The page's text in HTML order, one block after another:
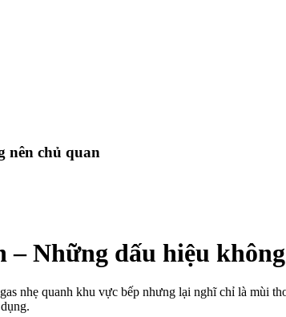
nên chủ quan
Những dấu hiệu
nhẹ quanh khu vực bếp nhưng lại nghĩ chỉ là mùi